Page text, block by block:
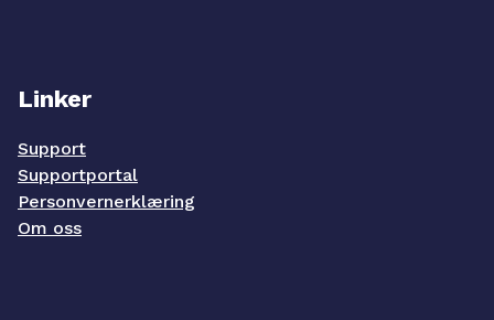
Linker
Support
Supportportal
Personvernerklæring
Om oss